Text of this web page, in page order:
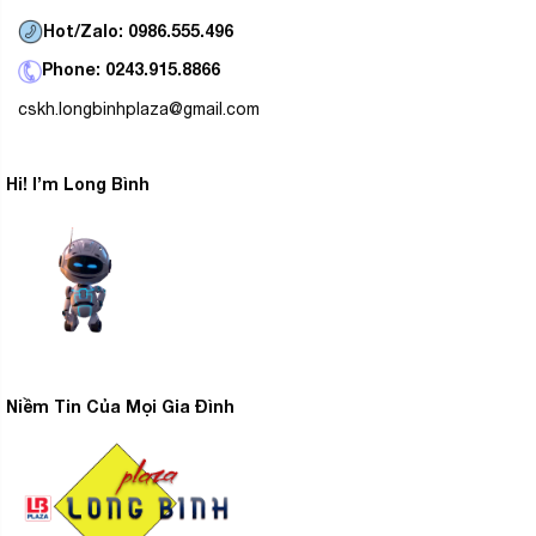
cảm giác khô ráo thoải mái cho người sử dụng.
Hot/Zalo: 0986.555.496
Phone: 0243.915.8866
cskh.longbinhplaza@gmail.com
Hi! I’m Long Bình
Niềm Tin Của Mọi Gia Đình